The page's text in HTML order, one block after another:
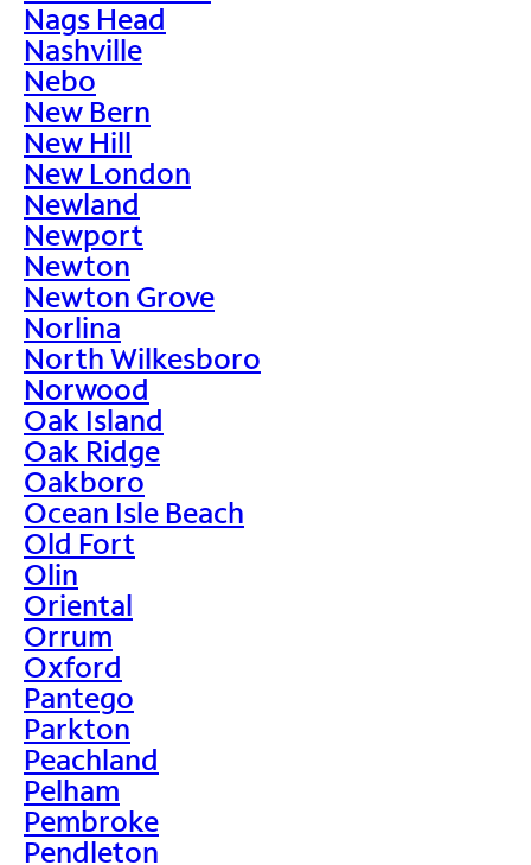
Nags Head
Nashville
Nebo
New Bern
New Hill
New London
Newland
Newport
Newton
Newton Grove
Norlina
North Wilkesboro
Norwood
Oak Island
Oak Ridge
Oakboro
Ocean Isle Beach
Old Fort
Olin
Oriental
Orrum
Oxford
Pantego
Parkton
Peachland
Pelham
Pembroke
Pendleton